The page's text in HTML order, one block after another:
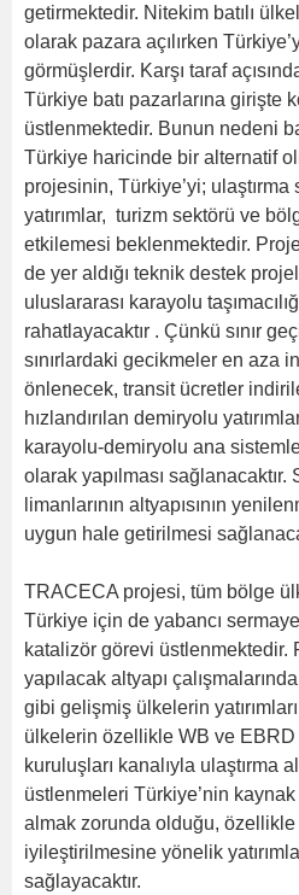
getirmektedir. Nitekim batılı
olarak pazara açılırken
görmüşlerdir. Karşı taraf
Türkiye batı pazarlarına girişte
üstlenmektedir. Bunun nedeni
Türkiye haricinde bir alternatif
projesinin, Türkiye’yi; ulaştırma
yatırımlar, turizm sektörü ve
etkilemesi beklenmektedir.
de yer aldığı teknik destek
uluslararası karayolu
rahatlayacaktır . Çünkü sınır
sınırlardaki gecikmeler en aza
önlenecek, transit ücretler
hızlandırılan demiryolu
karayolu-demiryolu ana
olarak yapılması sağlanacaktır.
limanlarının altyapısının
uygun hale getirilmesi
TRACECA projesi, tüm bölge
Türkiye için de yabancı
katalizör görevi üstlenmektedir.
yapılacak altyapı
gibi gelişmiş ülkelerin
ülkelerin özellikle WB ve
kuruluşları kanalıyla ulaştırma
üstlenmeleri Türkiye’nin kaynak
almak zorunda olduğu, özellikle
iyileştirilmesine yönelik
sağlayacaktır.